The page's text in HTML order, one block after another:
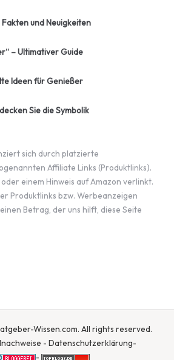
Fakten und Neuigkeiten
– Ultimativer Guide
Ideen für Genießer
Sie die Symbolik
sich durch platzierte
Affiliate Links (Produktlinks).
einem Hinweis auf Amazon verlinkt.
Produktlinks bzw. Werbeanzeigen
Betrag, der uns hilft, diese Seite
Wissen.com. All rights reserved.
- Datenschutzerklärung-
-